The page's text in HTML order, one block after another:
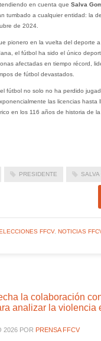
en cuenta que Salva
tumbado a cualquier entidad: la
de 2024.
pionero en la vuelta del deporte
el fútbol ha sido el único
afectadas en tiempo récord,
de fútbol devastados.
fútbol no solo no ha perdido
las licencias hasta
en los 116 años de historia de la
PRESIDENTE SALVA
FFCV, NOTICIAS
la colaboración
analizar la violencia
2026 POR PRENSA FFCV